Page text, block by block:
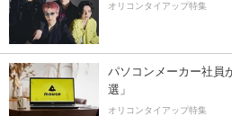
オリコンタイアップ特集
パソコンメーカー社員
選」
オリコンタイアップ特集